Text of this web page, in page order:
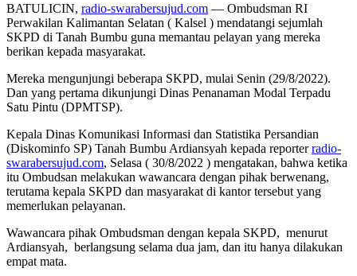
BATULICIN, radio-swarabersujud.com — Ombudsman RI
Perwakilan Kalimantan Selatan ( Kalsel ) mendatangi sejumlah
SKPD di Tanah Bumbu guna memantau pelayan yang mereka
berikan kepada masyarakat.
Mereka mengunjungi beberapa SKPD, mulai Senin (29/8/2022).
Dan yang pertama dikunjungi Dinas Penanaman Modal Terpadu
Satu Pintu (DPMTSP).
Kepala Dinas Komunikasi Informasi dan Statistika Persandian
(Diskominfo SP) Tanah Bumbu Ardiansyah kepada reporterradio-
swarabersujud.com, Selasa ( 30/8/2022 ) mengatakan, bahwa ketika
itu Ombudsan melakukan wawancara dengan pihak berwenang,
terutama kepala SKPD dan masyarakat di kantor tersebut yang
memerlukan pelayanan.
Wawancara pihak Ombudsman dengan kepala SKPD, menurut
Ardiansyah, berlangsung selama dua jam, dan itu hanya dilakukan
empat mata.